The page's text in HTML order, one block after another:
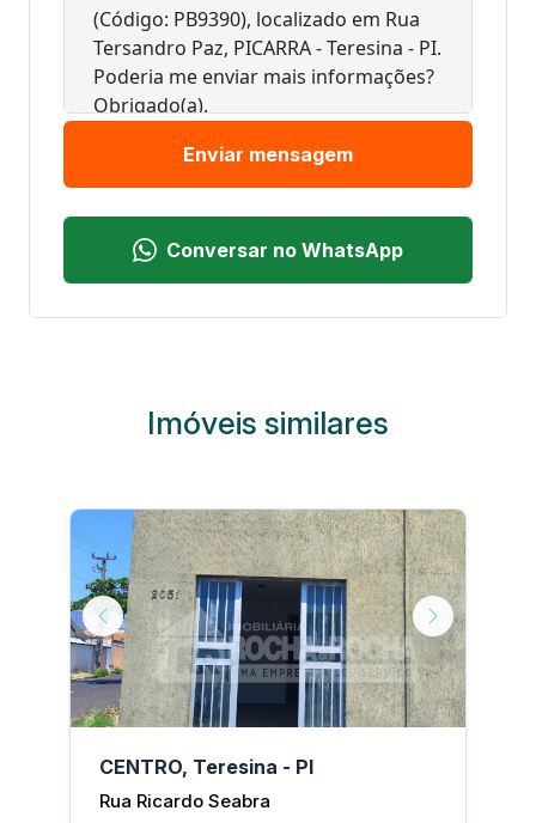
Enviar mensagem
Conversar no WhatsApp
Imóveis similares
Previous Next
CENTRO, Teresina - PI
Rua Ricardo Seabra